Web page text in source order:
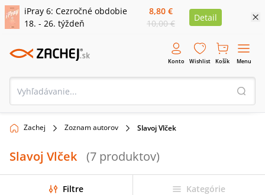
iPray 6: Cezročné obdobie
18. - 26. týždeň
8,80 €
10,00 €
Detail
Konto Wishlist Košík Menu
Zachej Zoznam autorov Slavoj Vlček
Slavoj Vlček (7 produktov)
Filtre Kategórie